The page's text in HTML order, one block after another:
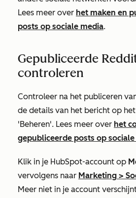
Lees meer over het maken en
posts op sociale media.
Gepubliceerde
controleren
Controleer na het publiceren
de details van het bericht op
'Beheren'. Lees meer over het
gepubliceerde posts op
Klik in je HubSpot-account op
vervolgens naar Marketing >
Meer niet in je account